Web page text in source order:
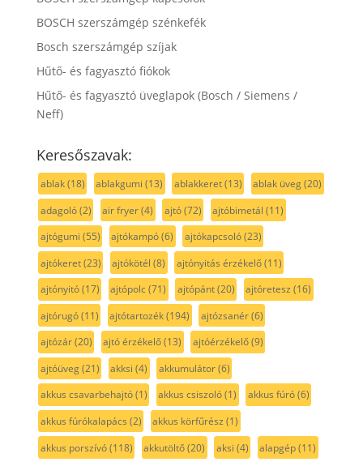
BOSCH szerszámgép szénkefék
Bosch szerszámgép szíjak
Hűtő- és fagyasztó fiókok
Hűtő- és fagyasztó üveglapok (Bosch / Siemens /
Neff)
Keresőszavak:
ablak(18) ablakgumi (13) ablakkeret(13) ablak üveg(20)
adagoló(2) air fryer(4) ajtó(72) ajtóbimetál (11)
ajtógumi (55) ajtókampó(6) ajtókapcsoló(23)
ajtókeret(23) ajtókötél (8) ajtónyitás érzékelő(11)
ajtónyitó(17) ajtópolc(71) ajtópánt(20) ajtóretesz (16)
ajtórugó(11) ajtótartozék(194) ajtózsanér(6)
ajtózár(20) ajtó érzékelő(13) ajtóérzékelő(9)
ajtóüveg(21) akksi (4) akkumulátor(6)
akkus csavarbehajtó(1) akkus csiszoló(1) akkus fúró(6)
akkus fúrókalapács (2) akkus körfűrész (1)
akkus porszívó(118) akkutöltő(20) aksi (4) alapgép(11)